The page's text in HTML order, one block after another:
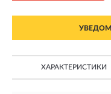
ХАРАКТЕРИСТИКИ